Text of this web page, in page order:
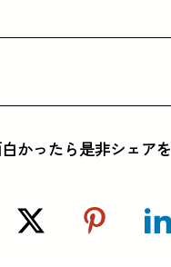
かったら是非シェア